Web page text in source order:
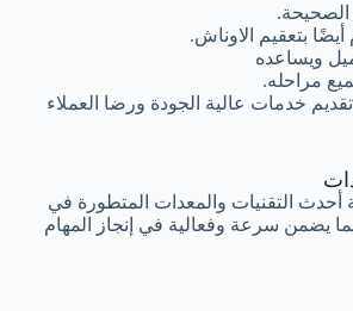
الصحيحة.
بتعقيم الاوناش.
ويساعده
مراحله.
خدمات عالية الجودة ورضا العملاء
التقنيات والمعدات المتطورة في
يضمن سرعة وفعالية في إنجاز المهام